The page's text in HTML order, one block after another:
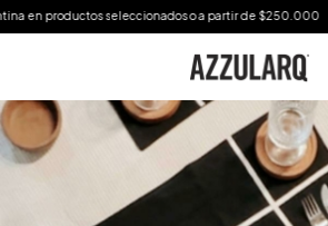
seleccionados o a partir de $250.000 10% OFF por